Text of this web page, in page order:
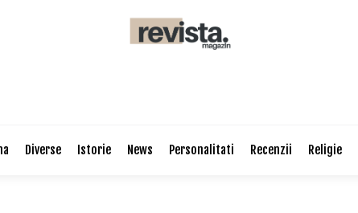
Diverse Istorie News Personalitati Recenzii Religie